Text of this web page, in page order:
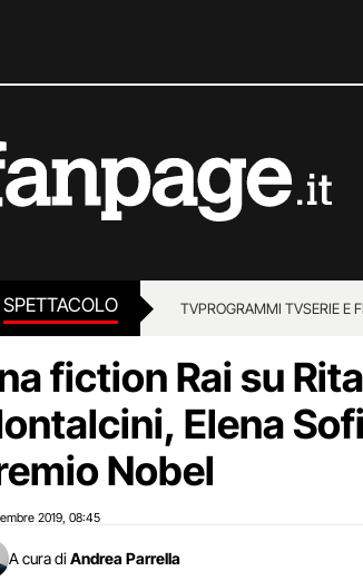
SPETTACOLO TVPROGRAMMI TVSERIE E
fiction Rai su
Elena
Nobel
2019 08:45
A cura di Andrea Parrella